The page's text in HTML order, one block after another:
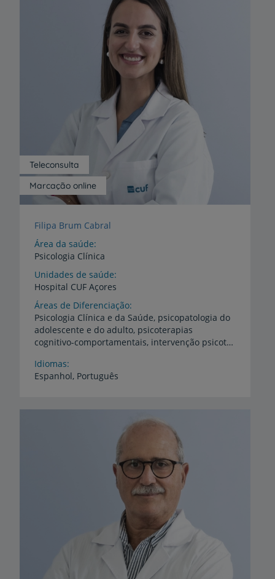
Marcação online
Teleconsulta
Filipa Brum Cabral
Área da saúde
Psicologia Clínica
Unidades de saúde
Hospital CUF Açores
Áreas de Diferenciação
Psicologia Clínica e da Saúde, psicopatologia do
adolescente e do adulto, psicoterapias
cognitivo-comportamentais, intervenção psicoterapêutica nas perturbações da ansiedade, nas perturbações do humor, no luto patológico, no sono, nas perturbações da personalidade, na gestão de stress e na regulação emocional
Idiomas
Espanhol, Português